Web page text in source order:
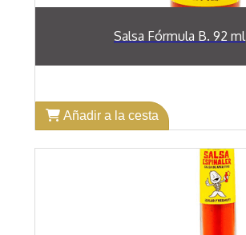
Salsa Fórmula B. 92 ml
Añadir a la cesta